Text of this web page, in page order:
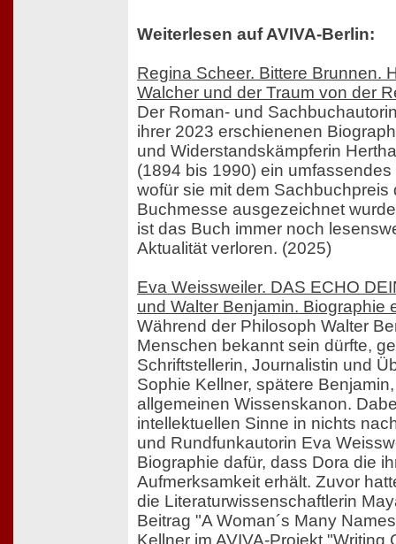
Weiterlesen auf AVIVA-Berlin:
Regina Scheer. Bittere Brunnen.
Walcher und der Traum von der
Der Roman- und
ihrer 2023 erschienenen
und Widerstandskämpferin
(1894 bis 1990) ein
wofür sie mit dem Sachbuchpreis
Buchmesse ausgezeichnet
ist das Buch immer noch
Aktualität verloren. (2025)
Eva Weissweiler. DAS ECHO
und Walter Benjamin. Biographie
Während der Philosoph Walter
Menschen bekannt sein dürfte,
Schriftstellerin, Journalistin und
Sophie Kellner, spätere
allgemeinen Wissenskanon.
intellektuellen Sinne in nichts
und Rundfunkautorin Eva
Biographie dafür, dass Dora die
Aufmerksamkeit erhält. Zuvor
die Literaturwissenschaftlerin
Beitrag "A Woman´s Many